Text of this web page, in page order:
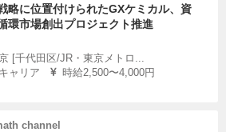
略に位置付けられたGXケミカル、資
環市場創出プロジェクト推進
[千代田区/JR・東京メトロ...
ャリア
時給2,500〜4,000円
channel